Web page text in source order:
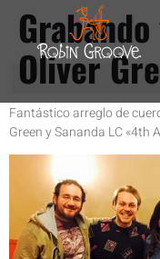
Oliver
Fantástico arreglo de
Green y Sananda LC «4th